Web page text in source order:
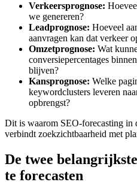
Verkeersprognose:
we genereren?
Leadprognose: Hoeveel
aanvragen kan dat verkeer
Omzetprognose: Wat
conversiepercentages
blijven?
Kansprognose: Welke
keywordclusters leveren
opbrengst?
Dit is waarom SEO-forecasting
verbindt zoekzichtbaarheid met
De twee
te forecasten